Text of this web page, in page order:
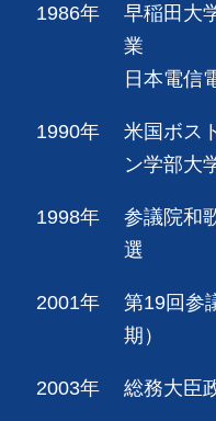
1986年
早稲田大
業
日本電信
1990年
米国ボス
ン学部大
1998年
参議院和
選
2001年
第19回参
期）
2003年 総務大臣